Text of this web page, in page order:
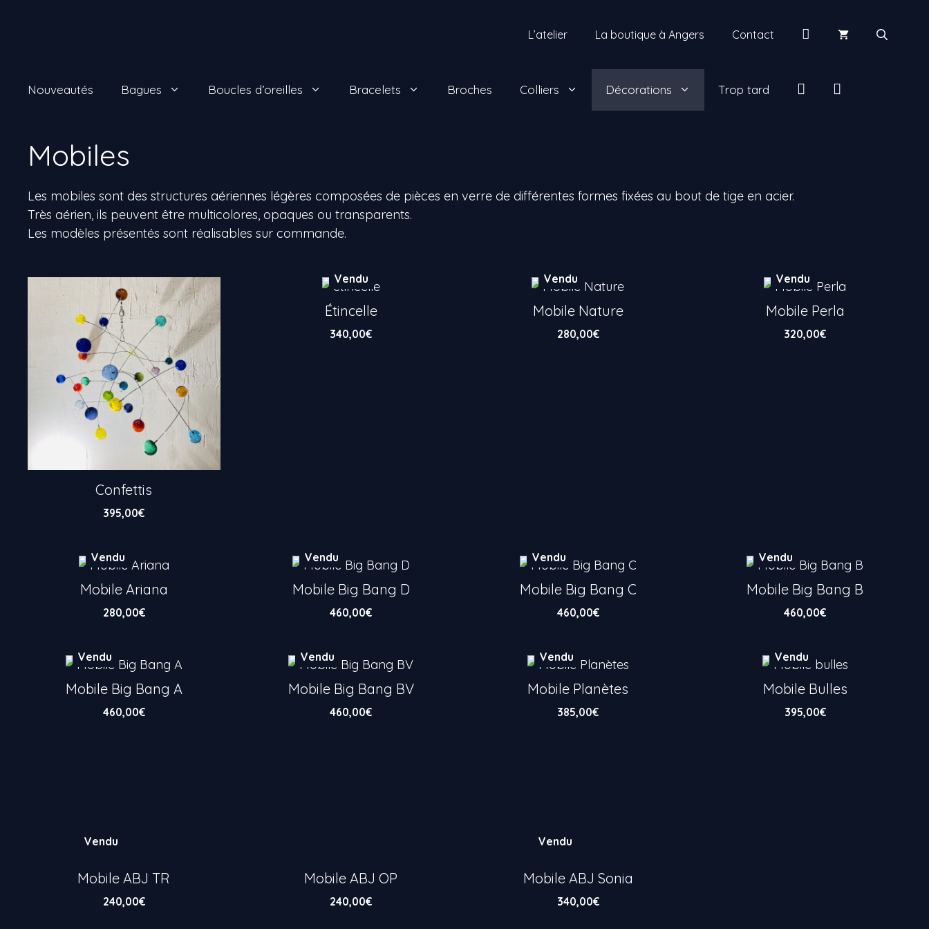
L’atelier La boutique à Angers Contact
Nouveautés Bagues Boucles d’oreilles Bracelets Broches Colliers Décorations Trop tard
Mobiles
Les mobiles sont des structures aériennes légères composées de pièces en verre de différentes formes fixées au bout de tige en acier.
Très aérien, ils peuvent être multicolores, opaques ou transparents.
Les modèles présentés sont réalisables sur commande.
Confettis
395,00€
Vendu
Étincelle
340,00€
Vendu
Mobile Nature
280,00€
Vendu
Mobile Perla
320,00€
Vendu
Mobile Ariana
280,00€
Vendu
Mobile Big Bang D
460,00€
Vendu
Mobile Big Bang C
460,00€
Vendu
Mobile Big Bang B
460,00€
Vendu
Mobile Big Bang A
460,00€
Vendu
Mobile Big Bang BV
460,00€
Vendu
Mobile Planètes
385,00€
Vendu
Mobile Bulles
395,00€
Vendu
Mobile ABJ TR
240,00€
Mobile ABJ OP
240,00€
Vendu
Mobile ABJ Sonia
340,00€